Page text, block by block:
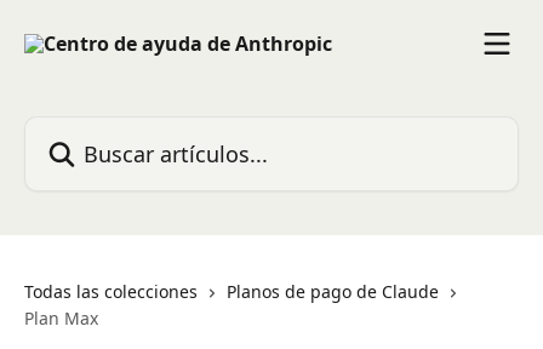
Todas las colecciones
Planos de pago de Claude
Plan Max